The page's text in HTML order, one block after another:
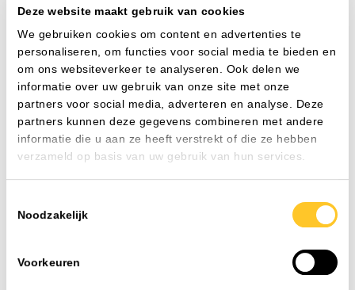
Deze website maakt gebruik van cookies
We gebruiken cookies om content en advertenties te
personaliseren, om functies voor social media te bieden en
om ons websiteverkeer te analyseren. Ook delen we
informatie over uw gebruik van onze site met onze
partners voor social media, adverteren en analyse. Deze
partners kunnen deze gegevens combineren met andere
informatie die u aan ze heeft verstrekt of die ze hebben
verzameld op basis van uw gebruik van hun services.
Noodzakelijk
Voorkeuren
Veelgestelde vragen
Als installateur of projectleider wilt u doorwerken. Geen
gedoe met lange levertijden of onbereikbare helpdesks.
TLight begrijpt dat. Vanuit ons centraal gelegen
distributiecentrum in Heijen (Limburg), direct aan de A73
en op de grens van Brabant en Gelderland leveren wij uw
led-verlichting direct uit eigen voorraad.
Bestellen doet u hoe het u uitkomt: snel via de webshop of
met één telefoontje naar onze verkopers. Wilt u de
koffie staat klaar en onze lichtspecialisten denken direct